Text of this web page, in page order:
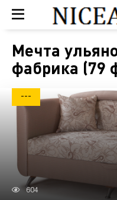
Мечта
фабрика (79
---
604